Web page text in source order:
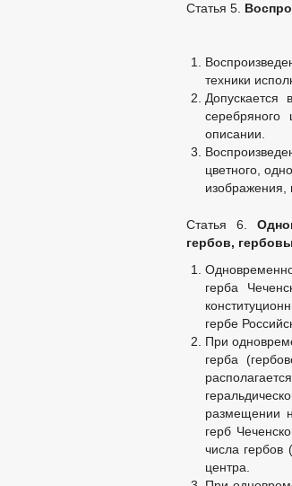
Статья 5.
техники
Допускается
описании.
цветного,
изображения,
Статья 6.
гербов,
герба
гербе
При
герба
размещении
герб
числа гербов
центра.